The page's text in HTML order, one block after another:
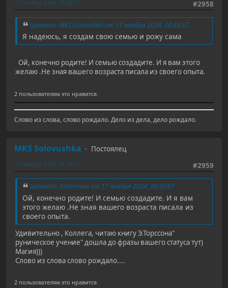
#2958
17 ноября 2024, 20:50:07
Цитата: MKS Solovushka от 17 ноября 2024, 20:46:57
Я надеюсь, я создам свою семью и рожу сама
Ой, конечно родите! И семью создадите. И я вам этого
желаю .Не зная вашего возраста писала из своего опыта.
2 пользователям это нравится.
Слово из слова, слово рождало. Дело из дела, дело рождало.
MKS Solovushka
Постоялец
#2959
17 ноября 2024, 21:04:11
Цитата: Златочка от 17 ноября 2024, 20:50:07
Ой, конечно родите! И семью создадите. И я вам
этого желаю .Не зная вашего возраста писала из
своего опыта.
Удивительно , Коллега, читаю книгу Э.Торссона"
руническое учение" дошла до фразы вашего статуса тут)
Магия)))
Слово из слова слово рождало....
2 пользователям это нравится.